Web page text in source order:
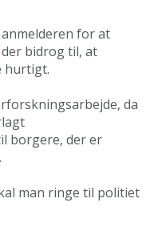
for at
bidrog til, at
hurtigt.
da
borgere, der er
man ringe til politiet